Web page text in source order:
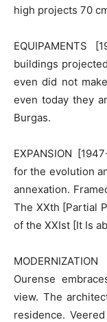
high projects 70
EQUIPAMENTS
buildings
even did not
even today they
Burgas.
EXPANSION
for the evolution
annexation.
The XXth [Partial
of the XXIst [It Is
Ourense
view. The
residence.